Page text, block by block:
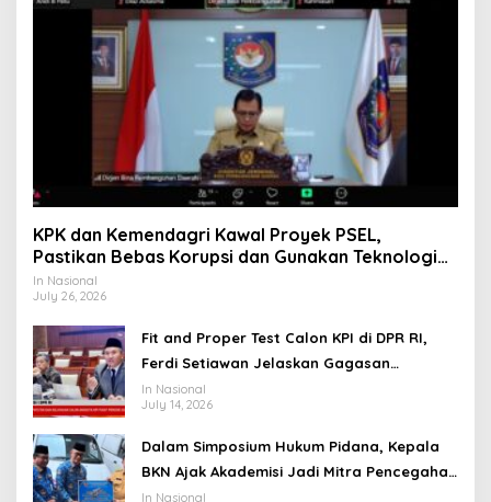
KPK dan Kemendagri Kawal Proyek PSEL,
Pastikan Bebas Korupsi dan Gunakan Teknologi
Ramah Lingkungan
In Nasional
July 26, 2026
Fit and Proper Test Calon KPI di DPR RI,
Ferdi Setiawan Jelaskan Gagasan
Transformasi Menuju Ekosistem Penyiaran
yang Adaptif
In Nasional
July 14, 2026
Dalam Simposium Hukum Pidana, Kepala
BKN Ajak Akademisi Jadi Mitra Pencegahan
Tindak Pidana di Birokrasi
In Nasional